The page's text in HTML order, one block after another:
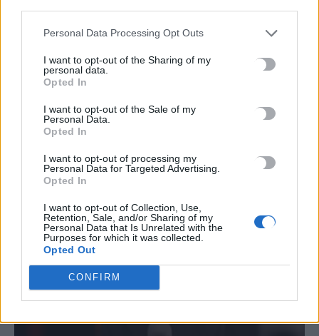
Personal Data Processing Opt Outs
I want to opt-out of the Sharing of my
personal data.
Opted In
I want to opt-out of the Sale of my
Personal Data.
Opted In
I want to opt-out of processing my
Personal Data for Targeted Advertising.
Opted In
I want to opt-out of Collection, Use,
Retention, Sale, and/or Sharing of my
Personal Data that Is Unrelated with the
Purposes for which it was collected.
Opted Out
CONFIRM
#ΚΑΠΝΙΣΜΑ #ΠΟΘΕΝ ΕΣΧΕΣ #ΠΛΗΡΩΜΕΣ #ΣΥΝΤΑΞΕΙΣ
ΣΧΕΤΙΚΆ ΆΡΘΡΑ